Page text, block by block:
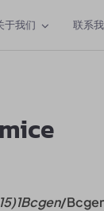
于我们 联系
/